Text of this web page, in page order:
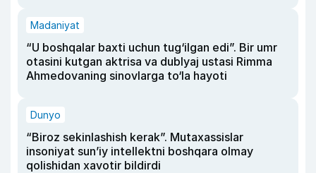
Madaniyat
“U boshqalar baxti uchun tug‘ilgan edi”. Bir umr
otasini kutgan aktrisa va dublyaj ustasi Rimma
Ahmedovaning sinovlarga to‘la hayoti
Dunyo
“Biroz sekinlashish kerak”. Mutaxassislar
insoniyat sun’iy intellektni boshqara olmay
qolishidan xavotir bildirdi